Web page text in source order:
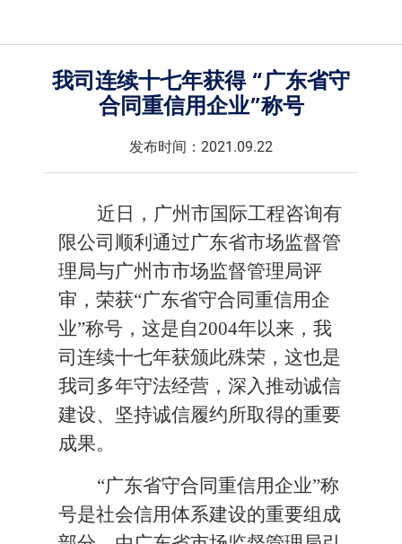
我司连续十七年获得 “广东省守
合同重信用企业”称号
发布时间：2021.09.22
近日， 广州市国际工程咨询有
限公司 顺利通过广东省市场监督管
理局与广州市市场监督管理局评
审，荣获“广东省守合同重信用企
业”称号，这是自2004年以来， 我
司 连续十七年获颁此殊荣 ，这也是
我司多年守法经营，深入推动诚信
建设、坚持诚信履约所取得的重要
成果。
“广东省守合同重信用企业”称
号是社会信用体系建设的重要组成